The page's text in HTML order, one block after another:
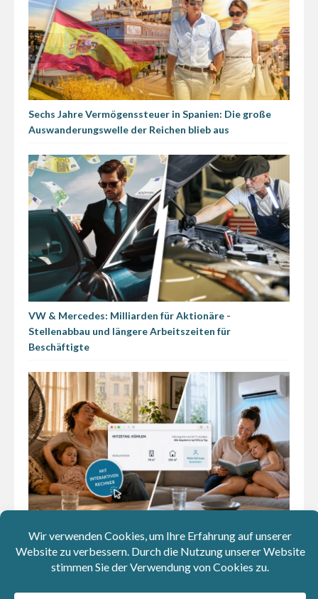
Sechs Jahre Vermögenssteuer in Spanien: Die große
Auswanderungswelle der Reichen blieb aus
VW & Mercedes: Milliarden für Aktionäre -
Stellenabbau und längere Arbeitszeiten für
Beschäftigte
CO₂-Rechner beweist: Klimaanlagen sind fürs Klima
weniger schlimm als wir glauben